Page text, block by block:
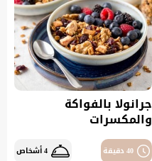
جرانولا بالفواكة
والمكسرات
40 دقيقة 4 أشخاص